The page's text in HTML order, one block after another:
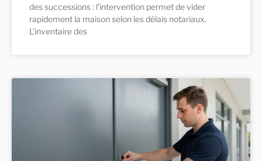
des successions : l’intervention permet de vider
rapidement la maison selon les délais notariaux.
L’inventaire des